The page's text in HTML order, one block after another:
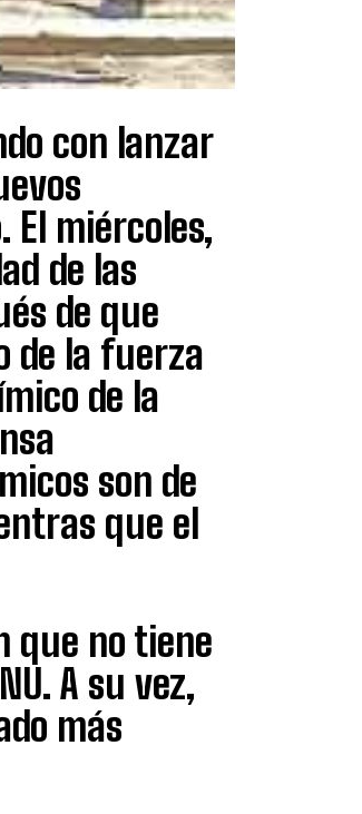
con lanzar
El miércoles,
de las
de que
de la fuerza
de la
son de
que el
que no tiene
A su vez,
más